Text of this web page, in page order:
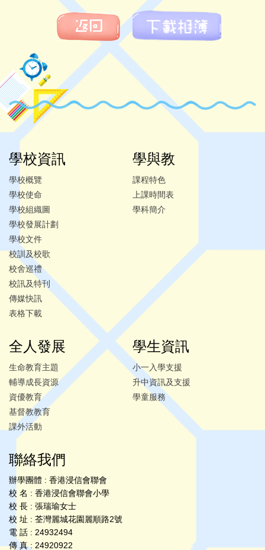
學校資訊
學校概覽
學校使命
學校組織圖
學校發展計劃
學校文件
校訓及校歌
校舍巡禮
校訊及特刊
傳媒快訊
表格下載
學與教
課程特色
上課時間表
學科簡介
全人發展
生命教育主題
輔導成長資源
資優教育
基督教教育
課外活動
學生資訊
小一入學支援
升中資訊及支援
學童服務
聯絡我們
辦學團體 : 香港浸信會聯會
校 名 : 香港浸信會聯會小學
校 長 : 張瑞瑜女士
校 址 : 荃灣麗城花園麗順路2號
電 話 : 24932494
傳 真 : 24920922